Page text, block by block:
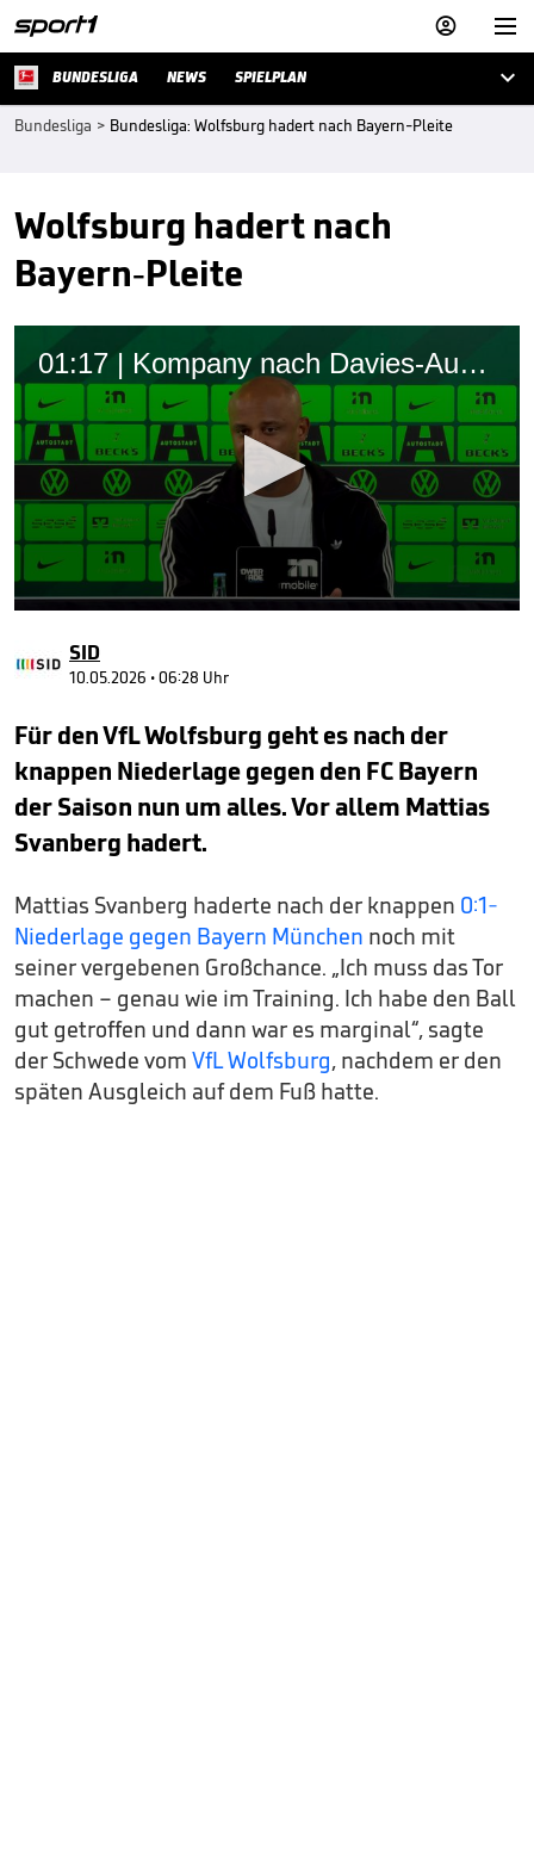


BUNDESLIGA NEWS SPIELPLAN 
Bundesliga > Bundesliga: Wolfsburg hadert nach Bayern-Pleite
Wolfsburg hadert nach
Bayern-Pleite
01:17 | Kompany nach Davies-Ausfall mit wichtigem Rat
of
1
seconds
SID
10.05.2026 • 06:28 Uhr
Für den VfL Wolfsburg geht es nach der
knappen Niederlage gegen den FC Bayern
der Saison nun um alles. Vor allem Mattias
Svanberg hadert.
Mattias Svanberg haderte nach der knappen 0:1-
Niederlage gegen Bayern München noch mit
seiner vergebenen Großchance. „Ich muss das Tor
machen – genau wie im Training. Ich habe den Ball
gut getroffen und dann war es marginal“, sagte
der Schwede vom VfL Wolfsburg, nachdem er den
späten Ausgleich auf dem Fuß hatte.